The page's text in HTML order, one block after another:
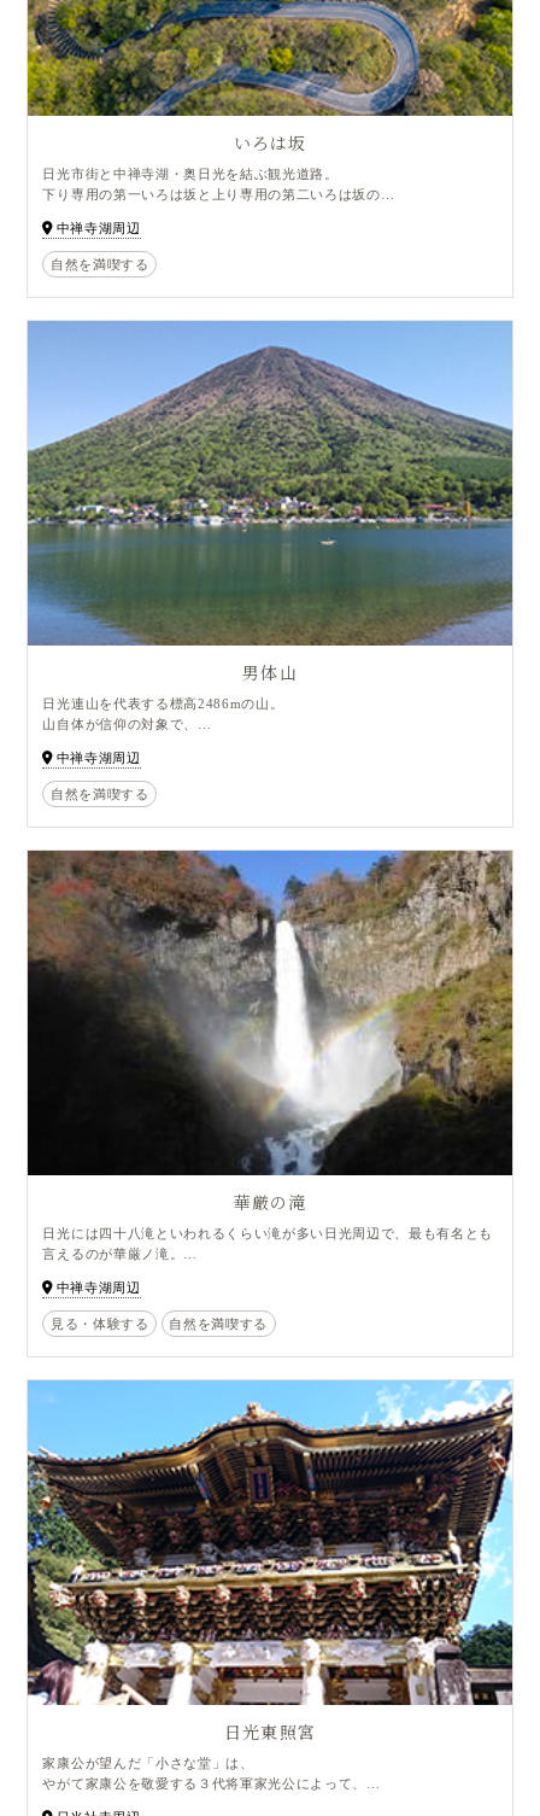
いろは坂
日光市街と中禅寺湖・奥日光を結ぶ観光道路。
下り専用の第一いろは坂と上り専用の第二いろは坂の
「いろは48文字」にたとえてこの名がついた。
カーブごとに「い」「ろ」「は」・・・の看板が表示される
急坂が続き、標高差は440ｍ。
第二いろは坂途中の明智平展望台からの眺めは抜群で、
第一いろは坂を望むこともできます。
絶景のドライブコースとなっており、大渋滞となるほどの人気。
紅葉シーズン中は余裕をもってお出かけすることをオススメします。
中禅寺湖周辺
自然を満喫する
男体山
日光連山を代表する標高2486mの山。
山自体が信仰の対象で、
二荒山（ふたらさん）とも呼ばれ、「ふたら」とは
観音浄土の補陀洛（ふだらく）からきているといわれています。
毎年7月31日には登拝祭が行われ、
8月1日の深夜0時に多くの人が山頂を目指し登頂を開始します。
また男体山のふもとに広がる湖や滝、
草原や湿原などは、男体山の噴火活動によりできたもの。
中禅寺湖の北岸にそびえ、雄大な姿を見せています。
日光二荒山神社中宮祠から登山する場合は
毎年下記の期間登ることができます。
登拝期間：4月25日から11月11日まで
中禅寺湖周辺
自然を満喫する
華厳の滝
日光には四十八滝といわれるくらい滝が多い日光周辺で、最も有名とも
言えるのが華厳ノ滝。
で、
自然が作り出す雄大さと、華麗な造形美の両方を楽しむことができま
す。
エレベーターで行ける観爆台から間近で見る滝つぼは迫力満点。
爆音とともに水しぶきが弾ける豪快な姿が見られます。
5月には見事な新緑、６月にはたくさんのイワツバメが滝周辺を飛び回
１月から２月にかけては十二滝と呼ばれる細い小滝が凍るため滝全体が
ブルーアイスに彩られ、
四季折々に違った景色を堪能することができます。
当館より徒歩7分。
朝一番は太陽の向きによって虹が見えることも…
中禅寺湖周辺
見る・体験する 自然を満喫する
日光東照宮
家康公が望んだ「小さな堂」は、
やがて家康公を敬愛する３代将軍家光公によって、